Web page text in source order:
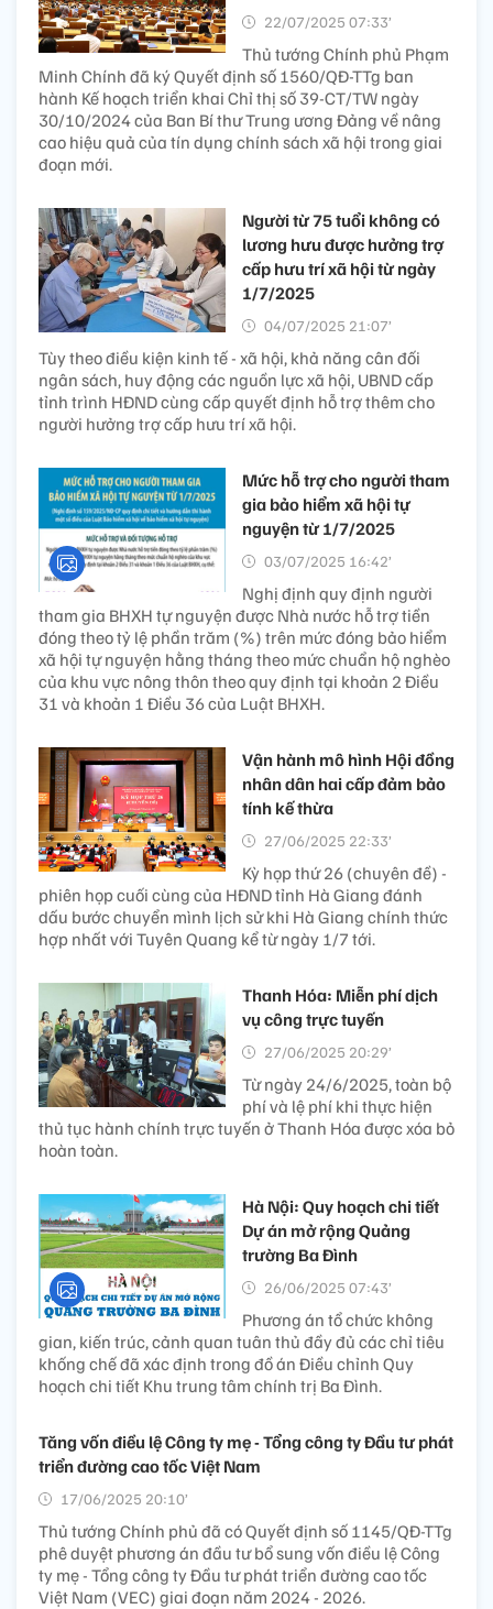
22/07/2025 07:33’
Thủ tướng Chính phủ Phạm
Minh Chính đã ký Quyết định số 1560/QĐ-TTg ban
hành Kế hoạch triển khai Chỉ thị số 39-CT/TW ngày
30/10/2024 của Ban Bí thư Trung ương Đảng về nâng
cao hiệu quả của tín dụng chính sách xã hội trong giai
đoạn mới.
Người từ 75 tuổi không có
lương hưu được hưởng trợ
cấp hưu trí xã hội từ ngày
1/7/2025
04/07/2025 21:07’
Tùy theo điều kiện kinh tế - xã hội, khả năng cân đối
ngân sách, huy động các nguồn lực xã hội, UBND cấp
tỉnh trình HĐND cùng cấp quyết định hỗ trợ thêm cho
người hưởng trợ cấp hưu trí xã hội.
Mức hỗ trợ cho người tham
gia bảo hiểm xã hội tự
nguyện từ 1/7/2025
03/07/2025 16:42’
Nghị định quy định người
tham gia BHXH tự nguyện được Nhà nước hỗ trợ tiền
đóng theo tỷ lệ phần trăm (%) trên mức đóng bảo hiểm
xã hội tự nguyện hằng tháng theo mức chuẩn hộ nghèo
của khu vực nông thôn theo quy định tại khoản 2 Điều
31 và khoản 1 Điều 36 của Luật BHXH.
Vận hành mô hình Hội đồng
nhân dân hai cấp đảm bảo
tính kế thừa
27/06/2025 22:33’
Kỳ họp thứ 26 (chuyên đề) -
phiên họp cuối cùng của HĐND tỉnh Hà Giang đánh
dấu bước chuyển mình lịch sử khi Hà Giang chính thức
hợp nhất với Tuyên Quang kể từ ngày 1/7 tới.
Thanh Hóa: Miễn phí dịch
vụ công trực tuyến
27/06/2025 20:29’
Từ ngày 24/6/2025, toàn bộ
phí và lệ phí khi thực hiện
thủ tục hành chính trực tuyến ở Thanh Hóa được xóa bỏ
hoàn toàn.
Hà Nội: Quy hoạch chi tiết
Dự án mở rộng Quảng
trường Ba Đình
26/06/2025 07:43’
Phương án tổ chức không
gian, kiến trúc, cảnh quan tuân thủ đầy đủ các chỉ tiêu
khống chế đã xác định trong đồ án Điều chỉnh Quy
hoạch chi tiết Khu trung tâm chính trị Ba Đình.
Tăng vốn điều lệ Công ty mẹ - Tổng công ty Đầu tư phát
triển đường cao tốc Việt Nam
17/06/2025 20:10’
Thủ tướng Chính phủ đã có Quyết định số 1145/QĐ-TTg
phê duyệt phương án đầu tư bổ sung vốn điều lệ Công
ty mẹ - Tổng công ty Đầu tư phát triển đường cao tốc
Việt Nam (VEC) giai đoạn năm 2024 - 2026.